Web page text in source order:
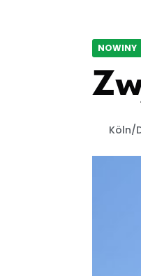
NOWINY
Köln/